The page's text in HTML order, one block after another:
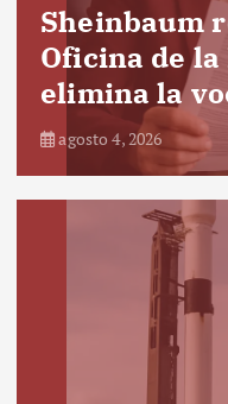
Sheinbaum
Oficina de
elimina la
agosto 4, 2026